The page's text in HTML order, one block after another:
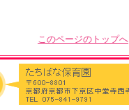
このページのトップへ